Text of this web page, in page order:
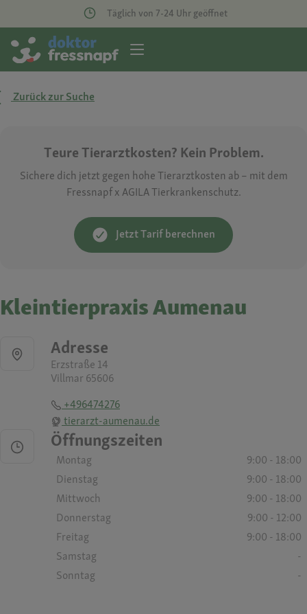
Täglich von 7-24 Uhr geöffnet
Zurück zur Suche
Teure Tierarztkosten? Kein Problem.
Sichere dich jetzt gegen hohe Tierarztkosten ab – mit dem
Fressnapf x AGILA Tierkrankenschutz.
Jetzt Tarif berechnen
Kleintierpraxis Aumenau
Adresse
Erzstraße 14
Villmar 65606
+496474276
tierarzt-aumenau.de
Öffnungszeiten
Montag
9:00 - 18:00
Dienstag
9:00 - 18:00
Mittwoch
9:00 - 18:00
Donnerstag
9:00 - 12:00
Freitag
9:00 - 18:00
Samstag
-
Sonntag
-